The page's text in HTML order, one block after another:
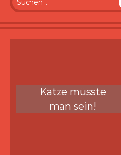
nach:
Katze müsste
man sein!